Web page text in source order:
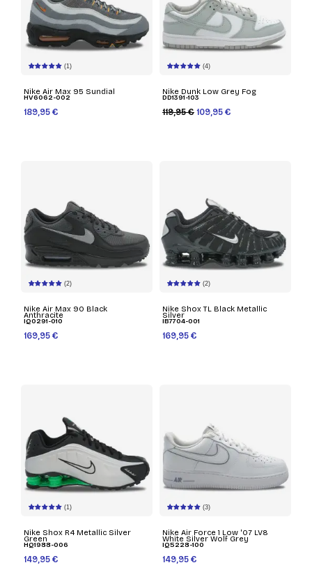
(1)
Nike Air Max 95 Sundial
HV6062-002
189,95 €
(4)
Nike Dunk Low Grey Fog
DD1391-103
119,95 € 109,95 €
(2)
Nike Air Max 90 Black
Anthracite
IQ0291-010
169,95 €
(2)
Nike Shox TL Black Metallic
Silver
IB7704-001
169,95 €
(1)
Nike Shox R4 Metallic Silver
Green
HQ1988-006
149,95 €
(3)
Nike Air Force 1 Low '07 LV8
White Silver Wolf Grey
IQ5228-100
149,95 €